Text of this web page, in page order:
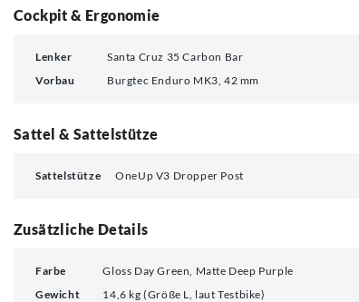
Cockpit & Ergonomie
Lenker
Santa Cruz 35 Carbon Bar
Vorbau
Burgtec Enduro MK3, 42 mm
Sattel & Sattelstütze
Sattelstütze OneUp V3 Dropper Post
Zusätzliche Details
Farbe
Gloss Day Green, Matte Deep Purple
Gewicht
14,6 kg (Größe L, laut Testbike)